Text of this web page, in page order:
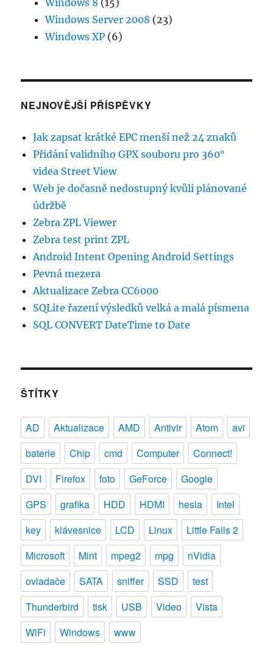
Windows 8 (15)
Windows Server 2008 (23)
Windows XP (6)
NEJNOVĚJŠÍ PŘÍSPĚVKY
Jak zapsat krátké EPC menší než 24 znaků
Přidání validního GPX souboru pro 360°
videa Street View
Web je dočasně nedostupný kvůli plánované
údržbě
Zebra ZPL Viewer
Zebra test print ZPL
Android Intent Opening Android Settings
Pevná mezera
Aktualizace Zebra CC6000
SQLite řazení výsledků velká a malá písmena
SQL CONVERT DateTime to Date
ŠTÍTKY
AD Aktualizace AMD Antivir Atom
avi
baterie
Chip cmd Computer
Connect!
DVI
Firefox foto GeForce
Google
GPS
grafika HDD HDMI hesla
Intel
key
klávesnice LCD Linux
Little Falls 2
Microsoft
Mint mpeg2 mpg
nVidia
ovladače
SATA sniffer SSD
test
Thunderbird
tisk USB Video
Vista
WiFi
Windows www